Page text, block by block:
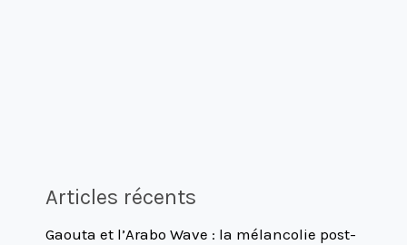
Articles récents
Gaouta et l’Arabo Wave : la mélancolie post-